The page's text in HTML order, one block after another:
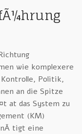
wie komplexere
Politik,
an die Spitze
at das System zu
(KM)
eine